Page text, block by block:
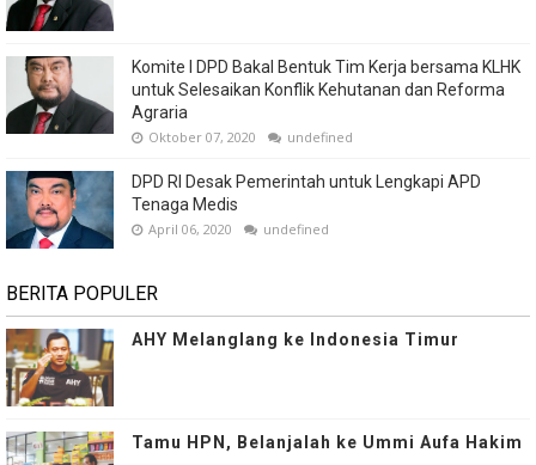
Komite I DPD Bakal Bentuk Tim Kerja bersama KLHK
untuk Selesaikan Konflik Kehutanan dan Reforma
Agraria
Oktober 07, 2020 undefined
DPD RI Desak Pemerintah untuk Lengkapi APD
Tenaga Medis
April 06, 2020 undefined
BERITA POPULER
AHY Melanglang ke Indonesia Timur
Tamu HPN, Belanjalah ke Ummi Aufa Hakim